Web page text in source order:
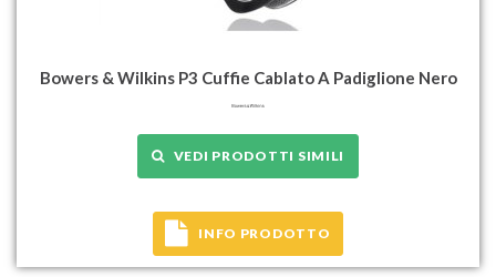
Bowers & Wilkins P3 Cuffie Cablato A Padiglione Nero
VEDI PRODOTTI SIMILI
INFO PRODOTTO